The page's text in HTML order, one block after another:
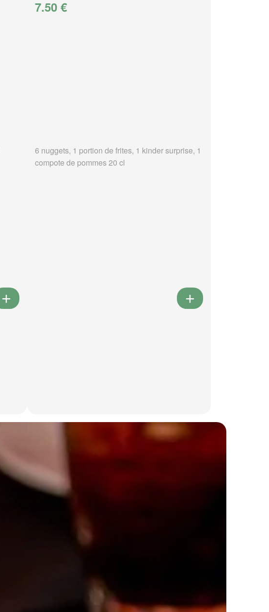
7.50 €
6 nuggets, 1 portion de frites, 1 kinder surprise, 1
compote de pommes 20 cl